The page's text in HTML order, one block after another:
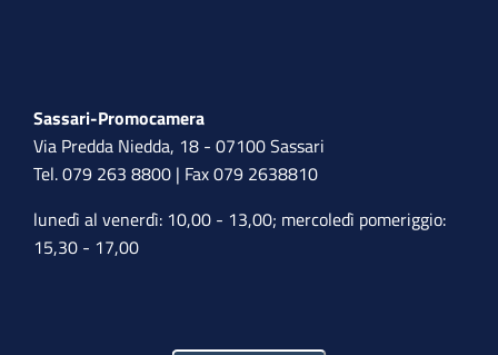
Sassari-Promocamera
Via Predda Niedda, 18 - 07100 Sassari
Tel. 079 263 8800 | Fax 079 2638810
lunedì al venerdì: 10,00 - 13,00; mercoledì pomeriggio:
15,30 - 17,00